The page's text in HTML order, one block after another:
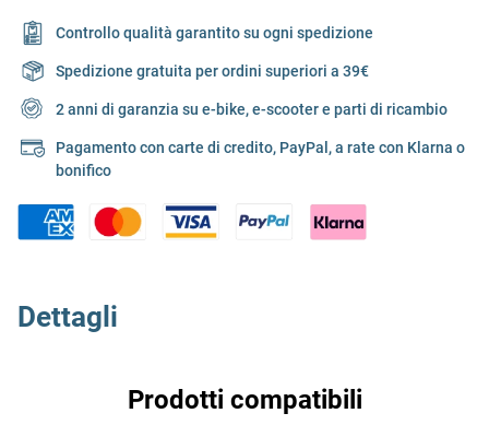
Controllo qualità garantito su ogni spedizione
Spedizione gratuita per ordini superiori a 39€
2 anni di garanzia su e-bike, e-scooter e parti di ricambio
Pagamento con carte di credito, PayPal, a rate con Klarna o
bonifico
Dettagli
Prodotti compatibili